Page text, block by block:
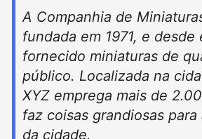
A Companhia de
fundada em 1971, e desde
fornecido miniaturas de
público. Localizada na
XYZ emprega mais de
faz coisas grandiosas
da cidade.